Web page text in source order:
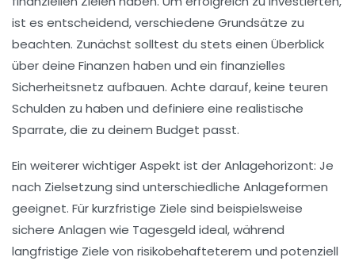
ist es entscheidend, verschiedene Grundsätze zu
beachten. Zunächst solltest du stets einen Überblick
über deine Finanzen haben und ein finanzielles
Sicherheitsnetz aufbauen. Achte darauf, keine teuren
Schulden zu haben und definiere eine realistische
Sparrate, die zu deinem Budget passt.
Ein weiterer wichtiger Aspekt ist derAnlagehorizont: Je
nach Zielsetzung sind unterschiedliche Anlageformen
geeignet. Für kurzfristige Ziele sind beispielsweise
sichere Anlagen wie Tagesgeld ideal, während
langfristige Ziele von risikobehafteterem und potenziell